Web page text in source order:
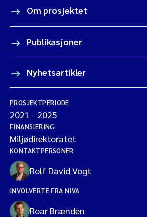
Om prosjektet
Publikasjoner
Nyhetsartikler
PROSJEKTPERIODE
2021 - 2025
FINANSIERING
Miljødirektoratet
KONTAKTPERSONER
Rolf David Vogt
INVOLVERTE FRA NIVA
Roar Brænden